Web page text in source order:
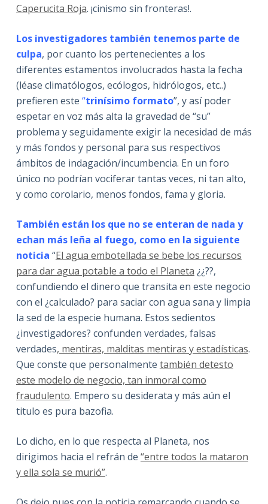
Caperucita Roja. ¡cinismo sin fronteras!.
Los investigadores también tenemos parte de
culpa, por cuanto los pertenecientes a los
diferentes estamentos involucrados hasta la fecha
(léase climatólogos, ecólogos, hidrólogos, etc..)
prefieren este “trinísimo formato”, y así poder
espetar en voz más alta la gravedad de “su”
problema y seguidamente exigir la necesidad de más
y más fondos y personal para sus respectivos
ámbitos de indagación/incumbencia. En un foro
único no podrían vociferar tantas veces, ni tan alto,
y como corolario, menos fondos, fama y gloria.
También están los que no se enteran de nada y
echan más leña al fuego, como en la siguiente
noticia “El agua embotellada se bebe los recursos
para dar agua potable a todo el Planeta ¿¿??,
confundiendo el dinero que transita en este negocio
con el ¿calculado? para saciar con agua sana y limpia
la sed de la especie humana. Estos sedientos
¿investigadores? confunden verdades, falsas
verdades, mentiras, malditas mentiras y estadísticas.
Que conste que personalmente también detesto
este modelo de negocio, tan inmoral como
fraudulento. Empero su desiderata y más aún el
titulo es pura bazofia.
Lo dicho, en lo que respecta al Planeta, nos
dirigimos hacia el refrán de “entre todos la mataron
y ella sola se murió”.